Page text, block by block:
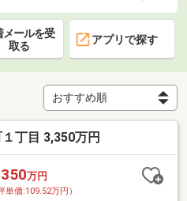
メールを受
取る
アプリで探す
丁目 3,350万円
万円
単価:109.52万円）